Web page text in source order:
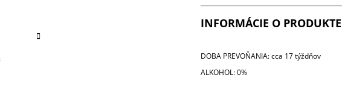
INFORMÁCIE O PRODUKTE
DOBA PREVOŇANIA: cca 17 týždňov
ALKOHOL: 0%